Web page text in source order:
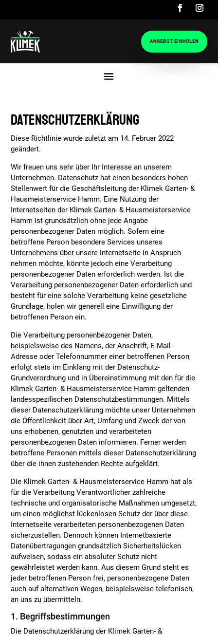
ANGEBOT EINHOLEN
DATENSCHUTZERKLÄRUNG
Diese Richtlinie wurde zuletzt am 14. Februar 2022
geändert.
Wir freuen uns sehr über Ihr Interesse an unserem
Unternehmen. Datenschutz hat einen besonders hohen
Stellenwert für die Geschäftsleitung der Klimek Garten- &
Hausmeisterservice Hamm. Eine Nutzung der
Internetseiten der Klimek Garten- & Hausmeisterservice
Hamm ist grundsätzlich ohne jede Angabe
personenbezogener Daten möglich. Sofern eine
betroffene Person besondere Services unseres
Unternehmens über unsere Internetseite in Anspruch
nehmen möchte, könnte jedoch eine Verarbeitung
personenbezogener Daten erforderlich werden. Ist die
Verarbeitung personenbezogener Daten erforderlich und
besteht für eine solche Verarbeitung keine gesetzliche
Grundlage, holen wir generell eine Einwilligung der
betroffenen Person ein.
Die Verarbeitung personenbezogener Daten,
beispielsweise des Namens, der Anschrift, E-Mail-
Adresse oder Telefonnummer einer betroffenen Person,
erfolgt stets im Einklang mit der Datenschutz-
Grundverordnung und in Übereinstimmung mit den für die
Klimek Garten- & Hausmeisterservice Hamm geltenden
landesspezifischen Datenschutzbestimmungen. Mittels
dieser Datenschutzerklärung möchte unser Unternehmen
die Öffentlichkeit über Art, Umfang und Zweck der von
uns erhobenen, genutzten und verarbeiteten
personenbezogenen Daten informieren. Ferner werden
betroffene Personen mittels dieser Datenschutzerklärung
über die ihnen zustehenden Rechte aufgeklärt.
Die Klimek Garten- & Hausmeisterservice Hamm hat als
für die Verarbeitung Verantwortlicher zahlreiche
technische und organisatorische Maßnahmen umgesetzt,
um einen möglichst lückenlosen Schutz der über diese
Internetseite verarbeiteten personenbezogenen Daten
sicherzustellen. Dennoch können Internetbasierte
Datenübertragungen grundsätzlich Sicherheitslücken
aufweisen, sodass ein absoluter Schutz nicht
gewährleistet werden kann. Aus diesem Grund steht es
jeder betroffenen Person frei, personenbezogene Daten
auch auf alternativen Wegen, beispielsweise telefonisch,
an uns zu übermitteln.
1. Begriffsbestimmungen
Die Datenschutzerklärung der Klimek Garten- &